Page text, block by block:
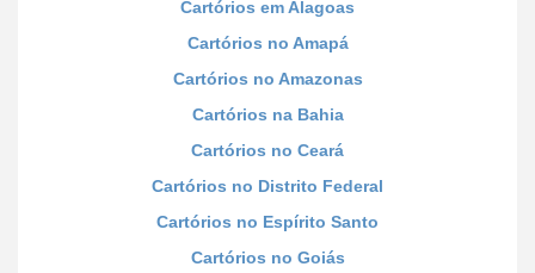
Cartórios em Alagoas
Cartórios no Amapá
Cartórios no Amazonas
Cartórios na Bahia
Cartórios no Ceará
Cartórios no Distrito Federal
Cartórios no Espírito Santo
Cartórios no Goiás